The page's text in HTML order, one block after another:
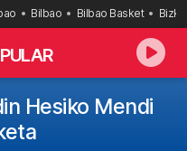
Bilbao Bilbao Basket
Hesiko Mendi